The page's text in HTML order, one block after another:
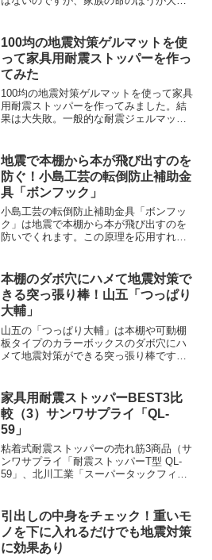
なおｋさつ壁紙の損傷の心配が少ないと
思います。
100均の地震対策ゲルマットを使
って家具用耐震ストッパーを作っ
てみた
100均の地震対策ゲルマットを使って家具
用耐震ストッパーを作ってみました。結
果は大失敗。一般的な耐震ジェルマット
トのゲルとはまったく別物のようです。
地震で本棚から本が飛び出すのを
防ぐ！小島工芸の転倒防止補助金
具「ボンフック」
小島工芸の転倒防止補助金具「ボンフッ
ク」は地震で本棚から本が飛び出すのを
防いでくれます。この原理を応用すれば
も可能です。
本棚のダボ穴にハメて地震対策で
きる突っ張り棒！山五「つっぱり
大輔」
山五の「つっぱり大輔」は本棚や可動棚
板タイプのカラーボックスのダボ穴にハ
メて地震対策ができる突っ張り棒です。2
いでしょう。100均に比べるとちょっと割
高です。
家具用耐震ストッパーBEST3比
較（3）サンワサプライ「QL-
59」
粘着式耐震ストッパーの売れ筋3商品（サ
ンワサプライ「耐震ストッパーT型 QL-
59」、北川工業「スーパータックフィッ
今回のレポート。第3回目はサンワサプラ
イ...
引出しの中身をチェック！重いモ
ノを下に入れるだけでも地震対策
に効果あり